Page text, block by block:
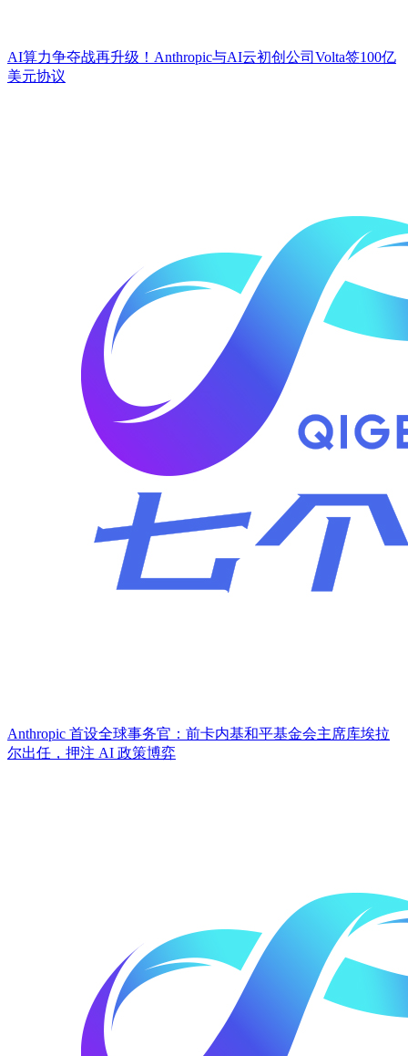
AI算力争夺战再升级！Anthropic与AI云初创公司Volta签100亿
美元协议
Anthropic 首设全球事务官：前卡内基和平基金会主席库埃拉
尔出任，押注 AI 政策博弈